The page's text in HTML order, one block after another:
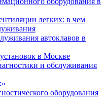
легких: в чем
автоклавов в
в Москве
и обслуживания
оборудования